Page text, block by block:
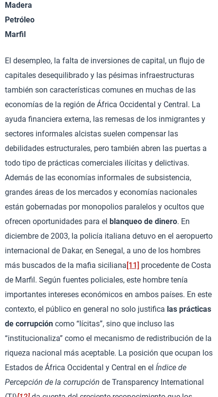
Madera
Petróleo
Marfil
El desempleo, la falta de inversiones de capital, un flujo de
capitales desequilibrado y las pésimas infraestructuras
también son características comunes en muchas de las
economías de la región de África Occidental y Central. La
ayuda financiera externa, las remesas de los inmigrantes y
sectores informales alcistas suelen compensar las
debilidades estructurales, pero también abren las puertas a
todo tipo de prácticas comerciales ilícitas y delictivas.
Además de las economías informales de subsistencia,
grandes áreas de los mercados y economías nacionales
están gobernadas por monopolios paralelos y ocultos que
ofrecen oportunidades para el blanqueo de dinero. En
diciembre de 2003, la policía italiana detuvo en el aeropuerto
internacional de Dakar, en Senegal, a uno de los hombres
más buscados de la mafia siciliana [11] procedente de Costa
de Marfil. Según fuentes policiales, este hombre tenía
importantes intereses económicos en ambos países. En este
contexto, el público en general no solo justifica las prácticas
de corrupción como “lícitas”, sino que incluso las
“institucionaliza” como el mecanismo de redistribución de la
riqueza nacional más aceptable. La posición que ocupan los
Estados de África Occidental y Central en el Índice de
Percepción de la corrupción de Transparency International